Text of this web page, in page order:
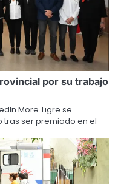
por su trabajo
More Tigre se
ser premiado en el